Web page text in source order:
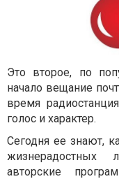
Это второе, по
начало вещание
время
голос и характер.
Сегодня ее знают,
авторские